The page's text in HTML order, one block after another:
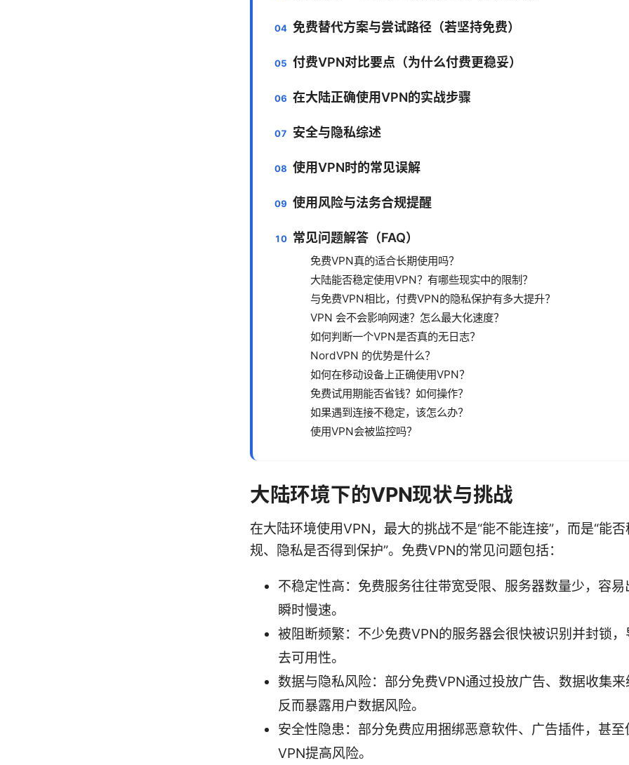
免费替代方案与尝试路径（若坚持免费）
付费VPN对比要点（为什么付费更稳妥）
在大陆正确使用VPN的实战步骤
安全与隐私综述
使用VPN时的常见误解
使用风险与法务合规提醒
常见问题解答（FAQ）
免费VPN真的适合长期使用吗？
大陆能否稳定使用VPN？有哪些现实中的限制？
与免费VPN相比，付费VPN的隐私保护有多大提升？
VPN 会不会影响网速？怎么最大化速度？
如何判断一个VPN是否真的无日志？
NordVPN 的优势是什么？
如何在移动设备上正确使用VPN？
免费试用期能否省钱？如何操作？
如果遇到连接不稳定，该怎么办？
使用VPN会被监控吗？
大陆环境下的VPN现状与挑战
在大陆环境使用VPN，最大的挑战不是“能不能连接”，而是“能
规、隐私是否得到保护”。免费VPN的常见问题包括：
不稳定性高：免费服务往往带宽受限、服务器数量少，容易
瞬时慢速。
被阻断频繁：不少免费VPN的服务器会很快被识别并封锁
去可用性。
数据与隐私风险：部分免费VPN通过投放广告、数据收集来
反而暴露用户数据风险。
安全性隐患：部分免费应用捆绑恶意软件、广告插件，甚
VPN提高风险。